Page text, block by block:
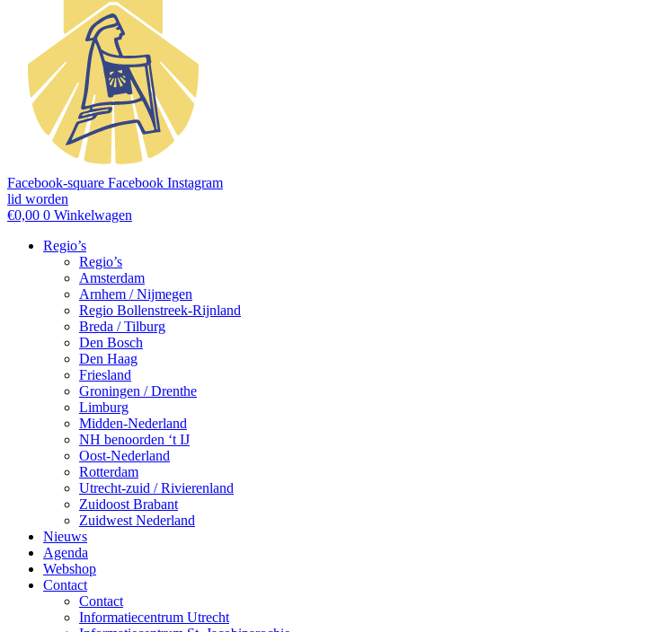
Facebook-square Facebook Instagram
lid worden
€0,00 0 Winkelwagen
Regio’s
Regio’s
Amsterdam
Arnhem / Nijmegen
Regio Bollenstreek-Rijnland
Breda / Tilburg
Den Bosch
Den Haag
Friesland
Groningen / Drenthe
Limburg
Midden-Nederland
NH benoorden ‘t IJ
Oost-Nederland
Rotterdam
Utrecht-zuid / Rivierenland
Zuidoost Brabant
Zuidwest Nederland
Nieuws
Agenda
Webshop
Contact
Contact
Informatiecentrum Utrecht